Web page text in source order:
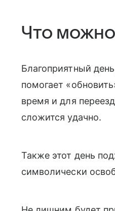
Что
Благоприятный
помогает
время и для
сложится удачно.
Также этот день
символически